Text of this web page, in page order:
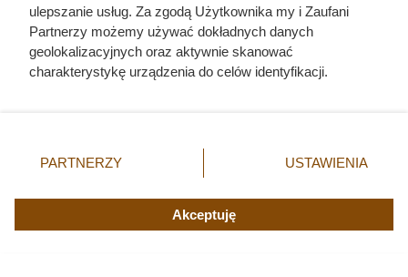
Czytaj także:
Córki Młynarskiego przerwały milczenie. „Żyliśmy
w strachu”
ulepszanie usług. Za zgodą Użytkownika my i Zaufani
Partnerzy możemy używać dokładnych danych
geolokalizacyjnych oraz aktywnie skanować
charakterystykę urządzenia do celów identyfikacji.
zmienić/wycofać klikając przycisk ustawień prywatności
znajdujący się w lewym dolnym rogu strony. Niektóre
użytkownika, ale masz prawo sprzeciwić się takiemu
przetwarzaniu. Preferencje będą miały zastosowania tylko
PARTNERZY USTAWIENIA
Akceptuję